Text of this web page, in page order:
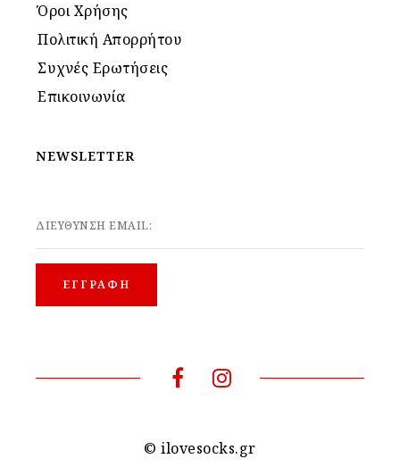
Όροι Χρήσης
Πολιτική Απορρήτου
Συχνές Ερωτήσεις
Επικοινωνία
NEWSLETTER
ΔΙΕΥΘΥΝΣΗ EMAIL:
© ilovesocks.gr